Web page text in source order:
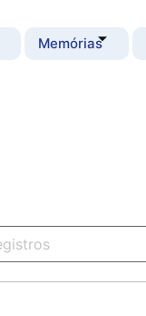
Memórias